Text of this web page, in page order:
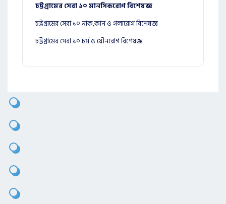
চট্টগ্রামের সেরা ১০ মানসিকরোগ বিশেষজ্ঞ
চট্টগ্রামের সেরা ১০ নাক,কান ও গলারোগ বিশেষজ্ঞ
চট্টগ্রামের সেরা ১০ চর্ম ও যৌনরোগ বিশেষজ্ঞ